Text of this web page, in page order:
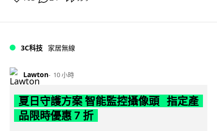
3C科技 家居無線
Lawton 10 小時
夏日守護方案 智能監控攝像頭 指定產
品限時優惠 7 折